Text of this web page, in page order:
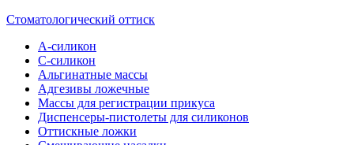
Стоматологический оттиск
А-силикон
C-силикон
Альгинатные массы
Адгезивы ложечные
Массы для регистрации прикуса
Диспенсеры-пистолеты для силиконов
Оттискные ложки